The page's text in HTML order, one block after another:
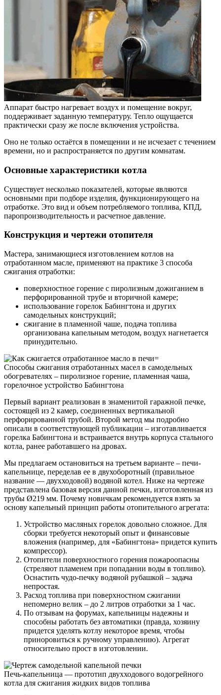
Аппарат быстро нагревает воздух и помещение вокруг,
поддерживает заданную температуру. Тепло ощущается
практически сразу же после включения устройства.
Оно не только остаётся в помещении и не исчезает с течением
времени, но и распространяется по другим комнатам.
Основные характеристики котла
Существует несколько показателей, которые являются
основными при подборе изделия, функционирующего на
отработке. Это вид и объем потребляемого топлива, КПД,
паропроизводительность и расчетное давление.
Конструкция и чертежи отопителя
Мастера, занимающиеся изготовлением котлов на
отработанном масле, применяют на практике 3 способа
сжигания отработки:
поверхностное горение с пиролизным дожиганием в
перфорированной трубе и вторичной камере;
использование горелок Бабингтона и других
самодельных конструкций;
сжигание в пламенной чаше, подача топлива
организована капельным методом, воздух нагнетается
принудительно.
=
Способы сжигания отработанных масел в самодельных
обогревателях – пиролизное горение, пламенная чаша,
горелочное устройство Бабингтона
Первый вариант реализован в знаменитой гаражной печке,
состоящей из 2 камер, соединенных вертикальной
перфорированной трубой. Второй метод мы подробно
описали в соответствующей публикации – изготавливается
горелка Бабингтона и встраивается внутрь корпуса стального
котла, ранее работавшего на дровах.
Мы предлагаем остановиться на третьем варианте – печи-
капельнице, переделав ее в двухоборотный (правильное
название — двухходовой) водяной котел. Ниже на чертеже
представлена базовая версия данной печки, изготовленная из
трубы Ø219 мм. Почему новичкам рекомендуется взять за
основу капельный принцип работы отопительного агрегата:
Устройство масляных горелок довольно сложное. Для
сборки требуется некоторый опыт и финансовые
вложения (например, для «Бабингтона» придется купить
компрессор).
Отопители поверхностного горения пожароопасны
(стреляют пламенем при попадании воды в топливо).
Оснастить чудо-печку водяной рубашкой – задача
непростая.
Расход топлива при поверхностном сжигании
непомерно велик – до 2 литров отработки за 1 час.
По отзывам на форумах, капельницы надежны и
способны работать без автоматики (правда, хозяину
придется уделять котлу некоторое время, чтобы
приноровиться к ручному управлению). Агрегат
относительно прост в изготовлении.
Печь-капельница — прототип двухходового водогрейного
котла для сжигания жидких видов топлива